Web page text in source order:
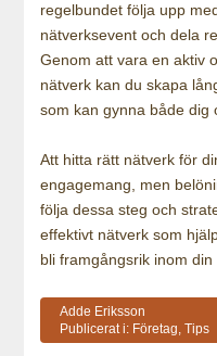
regelbundet följa upp
nätverksevent och dela
Genom att vara en aktiv
nätverk kan du skapa
som kan gynna både dig
Att hitta rätt nätverk för
engagemang, men
följa dessa steg och
effektivt nätverk som
bli framgångsrik inom din
Adde Eriksson
Publicerat i: Företag Tips